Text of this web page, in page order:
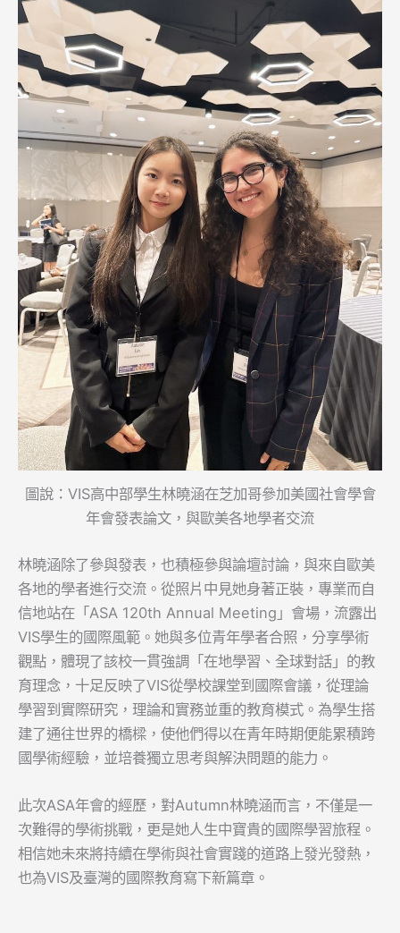
圖說：VIS高中部學生林曉涵在芝加哥參加美國社會學會
年會發表論文，與歐美各地學者交流
林曉涵除了參與發表，也積極參與論壇討論，與來自歐美
各地的學者進行交流。從照片中見她身著正裝，專業而自
信地站在「ASA 120th Annual Meeting」會場，流露出
VIS學生的國際風範。她與多位青年學者合照，分享學術
觀點，體現了該校一貫強調「在地學習、全球對話」的教
育理念，十足反映了VIS從學校課堂到國際會議，從理論
學習到實際研究，理論和實務並重的教育模式。為學生搭
建了通往世界的橋樑，使他們得以在青年時期便能累積跨
國學術經驗，並培養獨立思考與解決問題的能力。
此次ASA年會的經歷，對Autumn林曉涵而言，不僅是一
次難得的學術挑戰，更是她人生中寶貴的國際學習旅程。
相信她未來將持續在學術與社會實踐的道路上發光發熱，
也為VIS及臺灣的國際教育寫下新篇章。